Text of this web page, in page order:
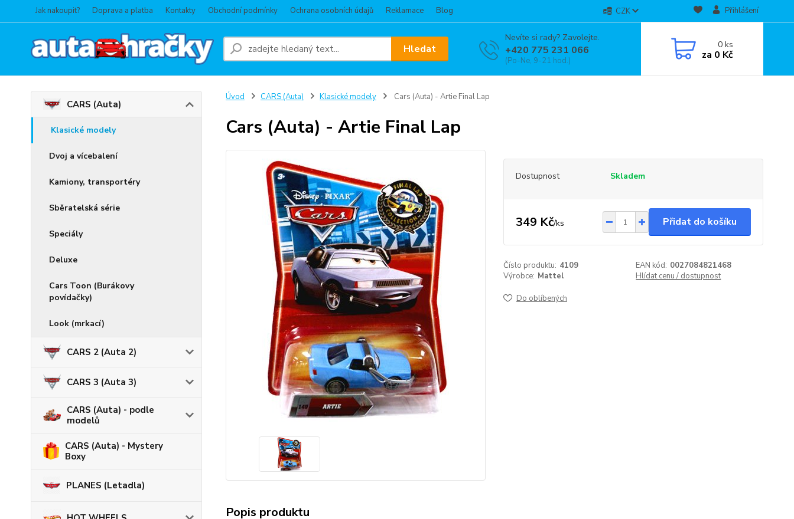
Jak nakoupit? Doprava a platba Kontakty Obchodní podmínky Ochrana osobních údajů Reklamace Blog CZK Přihlášení
Hledat
Nevíte si rady? Zavolejte.
+420 775 231 066
(Po-Ne, 9-21 hod.)
0ks
za 0 Kč
CARS (Auta)
Klasické modely
Dvoj a vícebalení
Kamiony, transportéry
Sběratelská série
Speciály
Deluxe
Cars Toon (Burákovy
povídačky)
Look (mrkací)
CARS 2 (Auta 2)
CARS 3 (Auta 3)
CARS (Auta) - podle
modelů
CARS (Auta) - Mystery
Boxy
PLANES (Letadla)
Úvod CARS (Auta) Klasické modely Cars (Auta) - Artie Final Lap
Cars (Auta) - Artie Final Lap
Dostupnost Skladem
349 Kč/ks Přidat do košíku
Číslo produktu: 4109 EAN kód: 0027084821468
Výrobce: Mattel Hlídat cenu / dostupnost
Do oblíbených
Popis produktu